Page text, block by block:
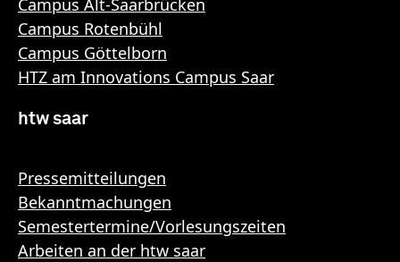
Campus Alt-Saarbrücken
Campus Rotenbühl
Campus Göttelborn
HTZ am Innovations Campus Saar
htw saar
Pressemitteilungen
Bekanntmachungen
Semestertermine/Vorlesungszeiten
Arbeiten an der htw saar